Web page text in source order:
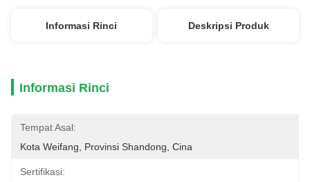
Informasi Rinci Deskripsi Produk
Informasi Rinci
Tempat Asal:
Kota Weifang, Provinsi Shandong, Cina
Sertifikasi: